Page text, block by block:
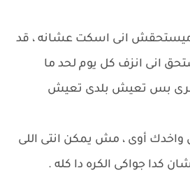
ميستحقش انى اسكت عشانه ، قد
انى انزف كل يوم لحد ما
بس تعيش بلدى تعيش
واخدك أوى ، مش يمكن انتى اللى
كدا جواكى الكره دا كله .